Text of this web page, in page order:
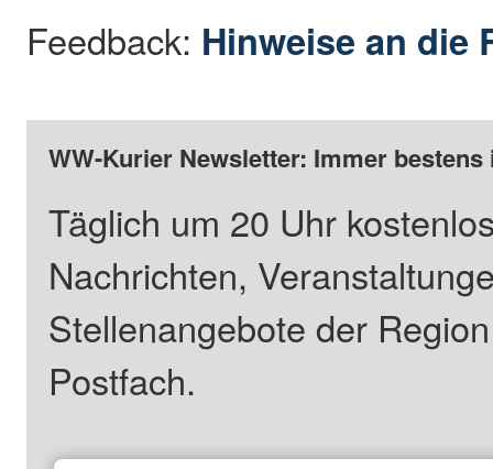
Feedback: Hinweise an die
WW-Kurier Newsletter: Immer
Täglich um 20 Uhr
Nachrichten,
Stellenangebote der
Postfach.